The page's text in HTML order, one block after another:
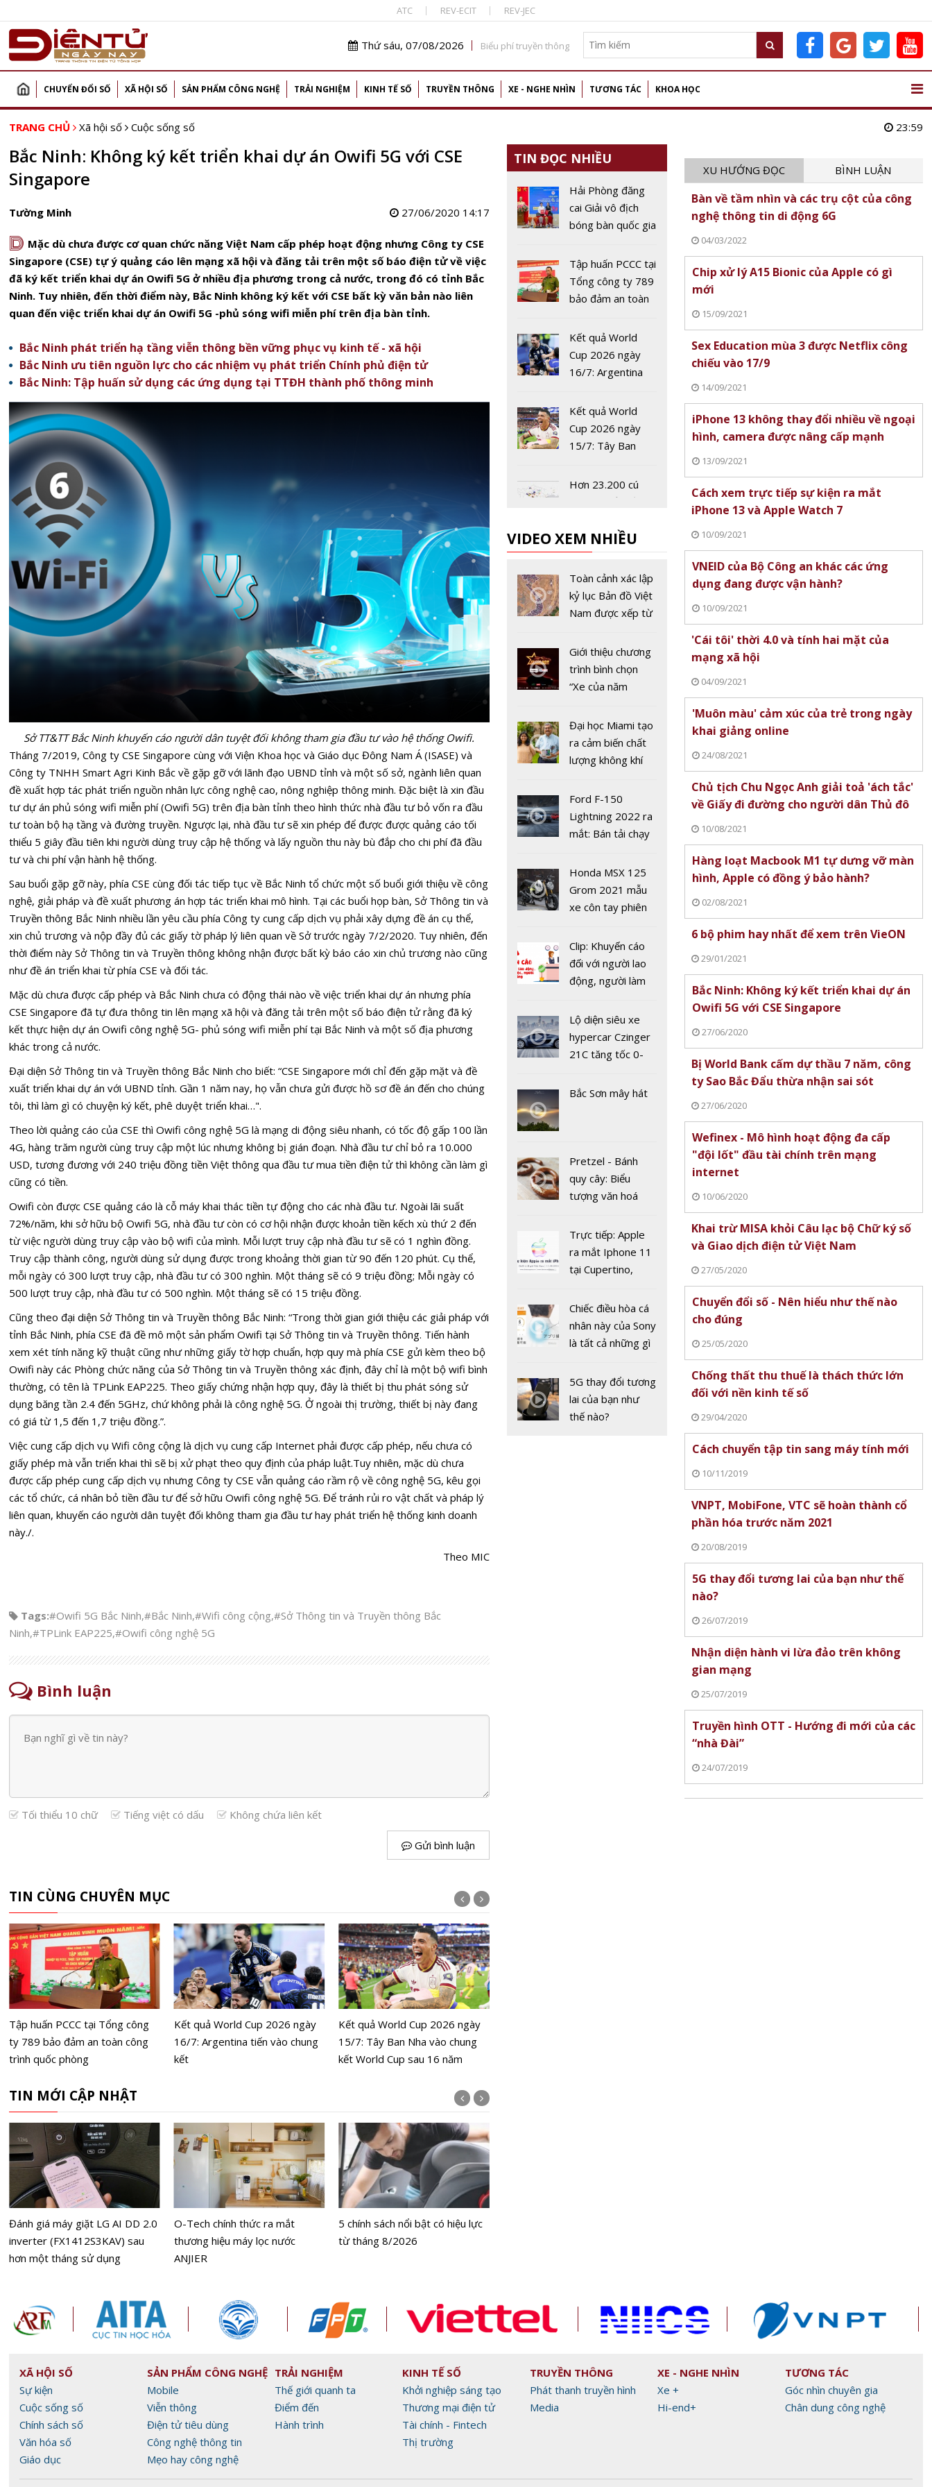
ATC REV-ECIT REV-JEC
Thứ sáu, 07/08/2026 Biểu phí truyền thông
CHUYỂN ĐỔI SỐ XÃ HỘI SỐ SẢN PHẨM CÔNG NGHỆ TRẢI NGHIỆM KINH TẾ SỐ TRUYỀN THÔNG XE - NGHE NHÌN TƯƠNG TÁC KHOA HỌC
TRANG CHỦ Xã hội số Cuộc sống số 23:59
Bắc Ninh: Không ký kết triển khai dự án Owifi 5G với CSE
Singapore
Tường Minh 27/06/2020 14:17
D Mặc dù chưa được cơ quan chức năng Việt Nam cấp phép hoạt động nhưng Công ty CSE
Singapore (CSE) tự ý quảng cáo lên mạng xã hội và đăng tải trên một số báo điện tử về việc
đã ký kết triển khai dự án Owifi 5G ở nhiều địa phương trong cả nước, trong đó có tỉnh Bắc
Ninh. Tuy nhiên, đến thời điểm này, Bắc Ninh không ký kết với CSE bất kỳ văn bản nào liên
quan đến việc triển khai dự án Owifi 5G -phủ sóng wifi miễn phí trên địa bàn tỉnh.
Bắc Ninh phát triển hạ tầng viễn thông bền vững phục vụ kinh tế - xã hội
Bắc Ninh ưu tiên nguồn lực cho các nhiệm vụ phát triển Chính phủ điện tử
Bắc Ninh: Tập huấn sử dụng các ứng dụng tại TTĐH thành phố thông minh
Sở TT&TT Bắc Ninh khuyến cáo người dân tuyệt đối không tham gia đầu tư vào hệ thống Owifi.
Tháng 7/2019, Công ty CSE Singapore cùng với Viện Khoa học và Giáo dục Đông Nam Á (ISASE) và
Công ty TNHH Smart Agri Kinh Bắc về gặp gỡ với lãnh đạo UBND tỉnh và một số sở, ngành liên quan
đề xuất hợp tác phát triển nguồn nhân lực công nghệ cao, nông nghiệp thông minh. Đặc biệt là xin đầu
tư dự án phủ sóng wifi miễn phí (Owifi 5G) trên địa bàn tỉnh theo hình thức nhà đầu tư bỏ vốn ra đầu
tư toàn bộ hạ tầng và đường truyền. Ngược lại, nhà đầu tư sẽ xin phép để được được quảng cáo tối
thiểu 5 giây đầu tiên khi người dùng truy cập hệ thống và lấy nguồn thu này bù đắp cho chi phí đã đầu
tư và chi phí vận hành hệ thống.
Sau buổi gặp gỡ này, phía CSE cùng đối tác tiếp tục về Bắc Ninh tổ chức một số buổi giới thiệu về công
nghệ, giải pháp và đề xuất phương án hợp tác triển khai mô hình. Tại các buổi họp bàn, Sở Thông tin và
Truyền thông Bắc Ninh nhiều lần yêu cầu phía Công ty cung cấp dịch vụ phải xây dựng đề án cụ thể,
xin chủ trương và nộp đầy đủ các giấy tờ pháp lý liên quan về Sở trước ngày 7/2/2020. Tuy nhiên, đến
thời điểm này Sở Thông tin và Truyền thông không nhận được bất kỳ báo cáo xin chủ trương nào cũng
như đề án triển khai từ phía CSE và đối tác.
Mặc dù chưa được cấp phép và Bắc Ninh chưa có động thái nào về việc triển khai dự án nhưng phía
CSE Singapore đã tự đưa thông tin lên mạng xã hội và đăng tải trên một số báo điện tử rằng đã ký
kết thực hiện dự án Owifi công nghệ 5G- phủ sóng wifi miễn phí tại Bắc Ninh và một số địa phương
khác trong cả nước.
Đại diện Sở Thông tin và Truyền thông Bắc Ninh cho biết: “CSE Singapore mới chỉ đến gặp mặt và đề
xuất triển khai dự án với UBND tỉnh. Gần 1 năm nay, họ vẫn chưa gửi được hồ sơ đề án đến cho chúng
tôi, thì làm gì có chuyện ký kết, phê duyệt triển khai…".
Theo lời quảng cáo của CSE thì Owifi công nghệ 5G là mạng di động siêu nhanh, có tốc độ gấp 100 lần
4G, hàng trăm người cùng truy cập một lúc nhưng không bị gián đoạn. Nhà đầu tư chỉ bỏ ra 10.000
USD, tương đương với 240 triệu đồng tiền Việt thông qua đầu tư mua tiền điện tử thì không cần làm gì
cũng có tiền.
Owifi còn được CSE quảng cáo là cỗ máy khai thác tiền tự động cho các nhà đầu tư. Ngoài lãi suất
72%/năm, khi sở hữu bộ Owifi 5G, nhà đầu tư còn có cơ hội nhận được khoản tiền kếch xù thứ 2 đến
từ việc người dùng truy cập vào bộ wifi của mình. Mỗi lượt truy cập nhà đầu tư sẽ có 1 nghìn đồng.
Truy cập thành công, người dùng sử dụng được trong khoảng thời gian từ 90 đến 120 phút. Cụ thể,
mỗi ngày có 300 lượt truy cập, nhà đầu tư có 300 nghìn. Một tháng sẽ có 9 triệu đồng; Mỗi ngày có
500 lượt truy cập, nhà đầu tư có 500 nghìn. Một tháng sẽ có 15 triệu đồng.
Cũng theo đại diện Sở Thông tin và Truyền thông Bắc Ninh: “Trong thời gian giới thiệu các giải pháp với
tỉnh Bắc Ninh, phía CSE đã đề mô một sản phẩm Owifi tại Sở Thông tin và Truyền thông. Tiến hành
xem xét tính năng kỹ thuật cũng như những giấy tờ hợp chuẩn, hợp quy mà phía CSE gửi kèm theo bộ
Owifi này các Phòng chức năng của Sở Thông tin và Truyền thông xác định, đây chỉ là một bộ wifi bình
thường, có tên là TPLink EAP225. Theo giấy chứng nhận hợp quy, đây là thiết bị thu phát sóng sử
dụng băng tần 2.4 đến 5GHz, chứ không phải là công nghệ 5G. Ở ngoài thị trường, thiết bị này đang
có giá từ 1,5 đến 1,7 triệu đồng.”.
Việc cung cấp dịch vụ Wifi công cộng là dịch vụ cung cấp Internet phải được cấp phép, nếu chưa có
giấy phép mà vẫn triển khai thì sẽ bị xử phạt theo quy định của pháp luật.Tuy nhiên, mặc dù chưa
được cấp phép cung cấp dịch vụ nhưng Công ty CSE vẫn quảng cáo rầm rộ về công nghệ 5G, kêu gọi
các tổ chức, cá nhân bỏ tiền đầu tư để sở hữu Owifi công nghệ 5G. Để tránh rủi ro vật chất và pháp lý
liên quan, khuyến cáo người dân tuyệt đối không tham gia đầu tư hay phát triển hệ thống kinh doanh
này./.
Theo MIC
Tags:#Owifi 5G Bắc Ninh,#Bắc Ninh,#Wifi công cộng,#Sở Thông tin và Truyền thông Bắc
Ninh,#TPLink EAP225,#Owifi công nghệ 5G
Bình luận
Tối thiểu 10 chữ Tiếng việt có dấu Không chứa liên kết
Gửi bình luận
TIN CÙNG CHUYÊN MỤC
Tập huấn PCCC tại Tổng công
ty 789 bảo đảm an toàn công
trình quốc phòng
Kết quả World Cup 2026 ngày
16/7: Argentina tiến vào chung
kết
Kết quả World Cup 2026 ngày
15/7: Tây Ban Nha vào chung
kết World Cup sau 16 năm
TIN MỚI CẬP NHẬT
Đánh giá máy giặt LG AI DD 2.0
inverter (FX1412S3KAV) sau
hơn một tháng sử dụng
O-Tech chính thức ra mắt
thương hiệu máy lọc nước
ANJIER
5 chính sách nổi bật có hiệu lực
từ tháng 8/2026
TIN ĐỌC NHIỀU
Hải Phòng đăng
cai Giải vô địch
bóng bàn quốc gia
thứ 44
Tập huấn PCCC tại
Tổng công ty 789
bảo đảm an toàn
phòng
Kết quả World
Cup 2026 ngày
16/7: Argentina
Kết quả World
Cup 2026 ngày
15/7: Tây Ban
World Cup sau 16
Hơn 23.200 cú
sét đánh ở miền
châu Á-Thái Bình
Dương và Nhật
Bản có Chủ tịch
mùa 3 được
Netflix công chiếu
vào 17/9
'Cái tôi' thời 4.0 và
tính hai mặt của
mạng xã hội
6 bộ phim hay
nhất để xem trên
VieON
cấm dự thầu 7
năm, công ty Sao
Bắc Đẩu thừa
VIDEO XEM NHIỀU
Toàn cảnh xác lập
kỷ lục Bản đồ Việt
Nam được xếp từ
năm 2022
Giới thiệu chương
trình bình chọn
“Xe của năm
Đại học Miami tạo
ra cảm biến chất
lượng không khí
19
Ford F-150
Lightning 2022 ra
mắt: Bán tải chạy
chưa đến 40 nghìn
USD
Honda MSX 125
Grom 2021 mẫu
xe côn tay phiên
Clip: Khuyến cáo
đối với người lao
động, người làm
hàng tại khu dịch
vụ trong dịch
Covid-19
Lộ diện siêu xe
hypercar Czinger
21C tăng tốc 0-
2 giây
Bắc Sơn mây hát
Pretzel - Bánh
quy cây: Biểu
tượng văn hoá
tranh cãi về nguồn
gốc
Trực tiếp: Apple
ra mắt Iphone 11
tại Cupertino,
Chiếc điều hòa cá
nhân này của Sony
là tất cả những gì
sót qua mùa hè
nóng nực
5G thay đổi tương
lai của bạn như
thế nào?
XU HƯỚNG ĐỌC BÌNH LUẬN
Bàn về tầm nhìn và các trụ cột của công
nghệ thông tin di động 6G
04/03/2022
Chip xử lý A15 Bionic của Apple có gì
mới
15/09/2021
Sex Education mùa 3 được Netflix công
chiếu vào 17/9
14/09/2021
iPhone 13 không thay đổi nhiều về ngoại
hình, camera được nâng cấp mạnh
13/09/2021
Cách xem trực tiếp sự kiện ra mắt
iPhone 13 và Apple Watch 7
10/09/2021
VNEID của Bộ Công an khác các ứng
dụng đang được vận hành?
10/09/2021
'Cái tôi' thời 4.0 và tính hai mặt của
mạng xã hội
04/09/2021
'Muôn màu' cảm xúc của trẻ trong ngày
khai giảng online
24/08/2021
Chủ tịch Chu Ngọc Anh giải toả 'ách tắc'
về Giấy đi đường cho người dân Thủ đô
10/08/2021
Hàng loạt Macbook M1 tự dưng vỡ màn
hình, Apple có đồng ý bảo hành?
02/08/2021
6 bộ phim hay nhất để xem trên VieON
29/01/2021
Bắc Ninh: Không ký kết triển khai dự án
Owifi 5G với CSE Singapore
27/06/2020
Bị World Bank cấm dự thầu 7 năm, công
ty Sao Bắc Đẩu thừa nhận sai sót
27/06/2020
Wefinex - Mô hình hoạt động đa cấp
"đội lốt" đầu tài chính trên mạng
internet
10/06/2020
Khai trừ MISA khỏi Câu lạc bộ Chữ ký số
và Giao dịch điện tử Việt Nam
27/05/2020
Chuyển đổi số - Nên hiểu như thế nào
cho đúng
25/05/2020
Chống thất thu thuế là thách thức lớn
đối với nền kinh tế số
29/04/2020
Cách chuyển tập tin sang máy tính mới
10/11/2019
VNPT, MobiFone, VTC sẽ hoàn thành cổ
phần hóa trước năm 2021
20/08/2019
5G thay đổi tương lai của bạn như thế
nào?
26/07/2019
Nhận diện hành vi lừa đảo trên không
gian mạng
25/07/2019
Truyền hình OTT - Hướng đi mới của các
“nhà Đài”
24/07/2019
XÃ HỘI SỐ
Sự kiện
Cuộc sống số
Chính sách số
Văn hóa số
Giáo dục
SẢN PHẨM CÔNG NGHỆ
Mobile
Viễn thông
Điện tử tiêu dùng
Công nghệ thông tin
Mẹo hay công nghệ
TRẢI NGHIỆM
Thế giới quanh ta
Điểm đến
Hành trình
KINH TẾ SỐ
Khởi nghiệp sáng tạo
Thương mại điện tử
Tài chính - Fintech
Thị trường
TRUYỀN THÔNG
Phát thanh truyền hình
Media
XE - NGHE NHÌN
Xe +
Hi-end+
TƯƠNG TÁC
Góc nhìn chuyên gia
Chân dung công nghệ